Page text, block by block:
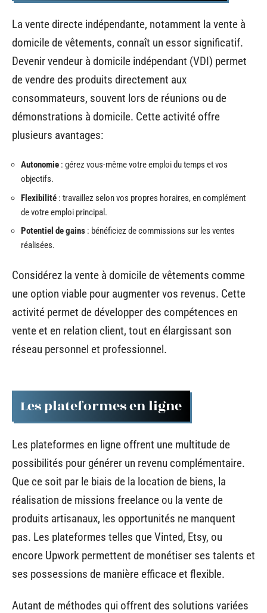
La vente directe indépendante, notamment la vente à
domicile de vêtements, connaît un essor significatif.
Devenir vendeur à domicile indépendant (VDI) permet
de vendre des produits directement aux
consommateurs, souvent lors de réunions ou de
démonstrations à domicile. Cette activité offre
plusieurs avantages:
Autonomie : gérez vous-même votre emploi du temps et vos
objectifs.
Flexibilité : travaillez selon vos propres horaires, en complément
de votre emploi principal.
Potentiel de gains : bénéficiez de commissions sur les ventes
réalisées.
Considérez la vente à domicile de vêtements comme
une option viable pour augmenter vos revenus. Cette
activité permet de développer des compétences en
vente et en relation client, tout en élargissant son
réseau personnel et professionnel.
Les plateformes en ligne
Les plateformes en ligne offrent une multitude de
possibilités pour générer un revenu complémentaire.
Que ce soit par le biais de la location de biens, la
réalisation de missions freelance ou la vente de
produits artisanaux, les opportunités ne manquent
pas. Les plateformes telles que Vinted, Etsy, ou
encore Upwork permettent de monétiser ses talents et
ses possessions de manière efficace et flexible.
Autant de méthodes qui offrent des solutions variées